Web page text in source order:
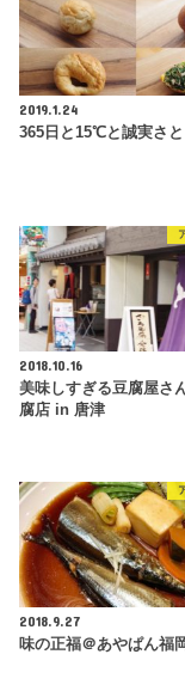
2019.1.24
365日と15℃と誠実さと
2018.10.16
美味しすぎる豆腐屋さ
腐店 in 唐津
2018.9.27
味の正福＠あやぱん福